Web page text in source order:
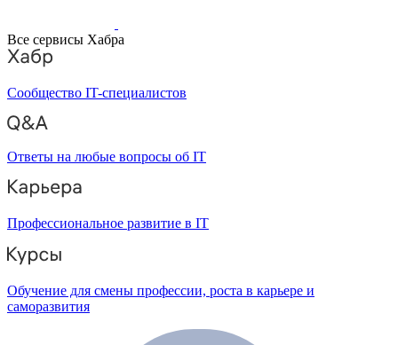
Все сервисы Хабра
Сообщество IT-специалистов
Ответы на любые вопросы об IT
Профессиональное развитие в IT
Обучение для смены профессии, роста в карьере и
саморазвития